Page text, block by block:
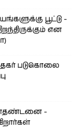
பூட்டு -
என
படுகொலை
-